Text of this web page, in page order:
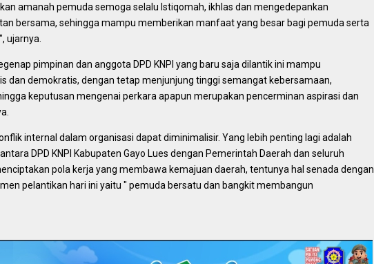
amanah pemuda semoga selalu Istiqomah, ikhlas dan mengedepankan
bersama, sehingga mampu memberikan manfaat yang besar bagi pemuda serta
ujarnya.
pimpinan dan anggota DPD KNPI yang baru saja dilantik ini mampu
dan demokratis, dengan tetap menjunjung tinggi semangat kebersamaan,
keputusan mengenai perkara apapun merupakan pencerminan aspirasi dan
internal dalam organisasi dapat diminimalisir. Yang lebih penting lagi adalah
DPD KNPI Kabupaten Gayo Lues dengan Pemerintah Daerah dan seluruh
pola kerja yang membawa kemajuan daerah, tentunya hal senada dengan
pelantikan hari ini yaitu " pemuda bersatu dan bangkit membangun